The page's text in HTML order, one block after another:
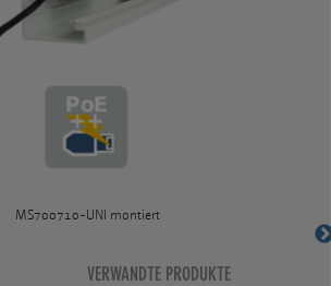
MS700710-UNI montiert
MS700710
MS700701
MS700701 auf MS140075-MAG
VERWANDTE PRODUKTE